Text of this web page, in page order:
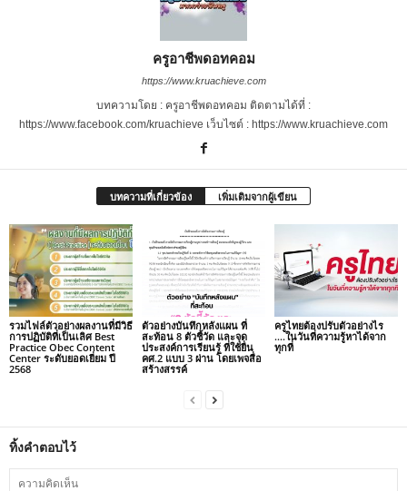
ครูอาชีพดอทคอม
https://www.kruachieve.com
บทความโดย : ครูอาชีพดอทคอม ติดตามได้ที่ :
https://www.facebook.com/kruachieve เว็บไซต์ : https://www.kruachieve.com
บทความที่เกี่ยวข้อง เพิ่มเติมจากผู้เขียน
รวมไฟล์ตัวอย่างผลงานที่มีวิธี
การปฏิบัติที่เป็นเลิศ Best
Practice Obec Content
Center ระดับยอดเยี่ยม ปี
2568
ตัวอย่างบันทึกหลังแผน ที่
สะท้อน 8 ตัวชี้วัด และจุด
ประสงค์การเรียนรู้ ที่ใช้ยื่น
คศ.2 แบบ 3 ผ่าน โดยเพจสื่อ
สร้างสรรค์
ครูไทยต้องปรับตัวอย่างไร
….ในวันที่ความรู้หาได้จาก
ทุกที่
ทิ้งคำตอบไว้